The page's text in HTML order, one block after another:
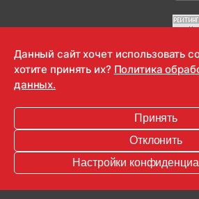
OOO "Радио-Любовь" 2000-2026
Информация для правообладателей
Данный сайт хочет использовать
хотите принять их? Политика
данных.
Принять
Отклонить
Настройки